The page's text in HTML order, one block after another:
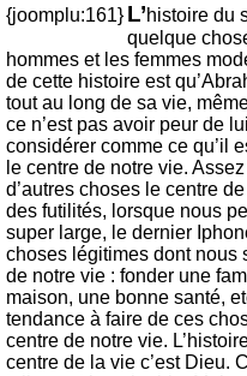
{joomplu:161} L’histoire du
quelque
hommes et les femmes
de cette histoire est
tout au long de sa vie,
ce n’est pas avoir peur de
considérer comme ce qu’il
le centre de notre vie.
d’autres choses le centre
des futilités, lorsque nous
super large, le dernier
choses légitimes dont nous
de notre vie : fonder une
maison, une bonne santé,
tendance à faire de ces
centre de notre vie.
centre de la vie c’est Dieu.